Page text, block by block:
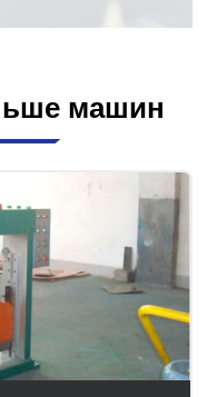
машин